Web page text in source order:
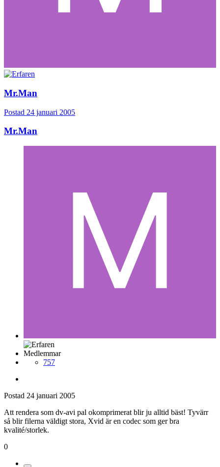
Mr.Man
Postad 24 januari 2005
Mr.Man
Medlemmar
757
Postad 24 januari 2005
Att rendera som dv-avi pal okomprimerat blir ju alltid bäst! Tyvärr
så blir filerna väldigt stora, Xvid är en codec som ger bra
kvalité/storlek.
0